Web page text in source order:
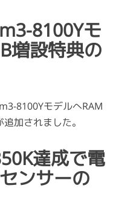
8100Yモ
増設特典の
8100YモデルへRAM
加されました。
達成で電
ンサーの